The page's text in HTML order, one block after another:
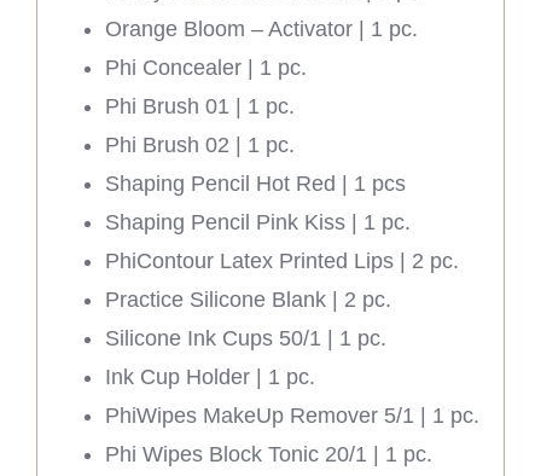
Orange Bloom – Activator | 1 pc.
Phi Concealer | 1 pc.
Phi Brush 01 | 1 pc.
Phi Brush 02 | 1 pc.
Shaping Pencil Hot Red | 1 pcs
Shaping Pencil Pink Kiss | 1 pc.
PhiContour Latex Printed Lips | 2 pc.
Practice Silicone Blank | 2 pc.
Silicone Ink Cups 50/1 | 1 pc.
Ink Cup Holder | 1 pc.
PhiWipes MakeUp Remover 5/1 | 1 pc.
Phi Wipes Block Tonic 20/1 | 1 pc.